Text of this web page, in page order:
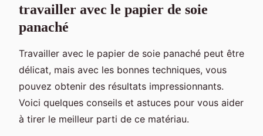
travailler avec le papier de soie
panaché
Travailler avec le papier de soie panaché peut être
délicat, mais avec les bonnes techniques, vous
pouvez obtenir des résultats impressionnants.
Voici quelques conseils et astuces pour vous aider
à tirer le meilleur parti de ce matériau.